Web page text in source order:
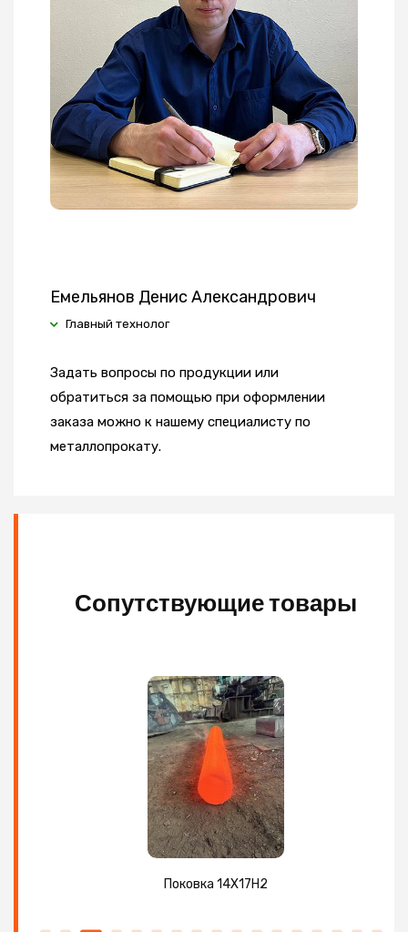
Емельянов Денис Александрович
Главный технолог
Задать вопросы по продукции или
обратиться за помощью при оформлении
заказа можно к нашему специалисту по
металлопрокату.
Сопутствующие товары
Поковка 14Х17Н2